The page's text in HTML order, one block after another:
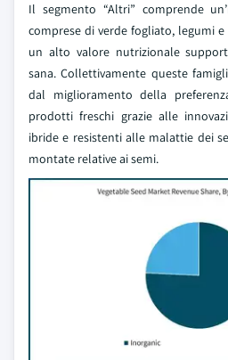
Il segmento “Altri” comprende
comprese di verde fogliato, legumi
un alto valore nutrizionale
sana. Collettivamente queste
dal miglioramento della
prodotti freschi grazie alle
ibride e resistenti alle malattie dei
montate relative ai semi.